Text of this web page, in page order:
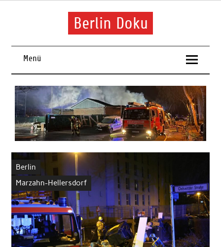
Skip
Berlin Doku
Menü
Berlin
Marzahn-Hellersdorf